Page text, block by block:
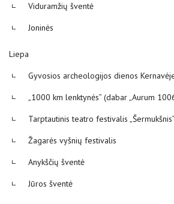
Viduramžių šventė
Joninės
Liepa
Gyvosios archeologijos dienos
„1000 km lenktynės” (dabar „Aurum
Tarptautinis teatro festivalis „Šermukšnis”
Žagarės vyšnių festivalis
Anykščių šventė
Jūros šventė